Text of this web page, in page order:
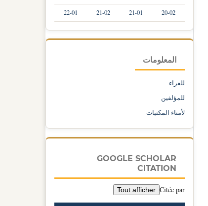
20-02
21-01
21-02
22-01
المعلومات
للقراء
للمؤلفين
لأمناء المكتبات
GOOGLE SCHOLAR
CITATION
Citée par
Tout afficher